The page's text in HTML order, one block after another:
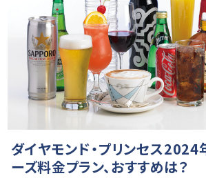
ダイヤモンド・プリンセス
ーズ料金プラン、おすすめは？